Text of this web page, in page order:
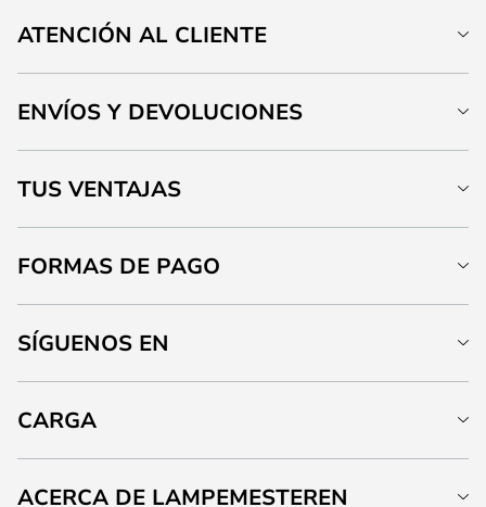
ATENCIÓN AL CLIENTE
ENVÍOS Y DEVOLUCIONES
TUS VENTAJAS
FORMAS DE PAGO
SÍGUENOS EN
CARGA
ACERCA DE LAMPEMESTEREN